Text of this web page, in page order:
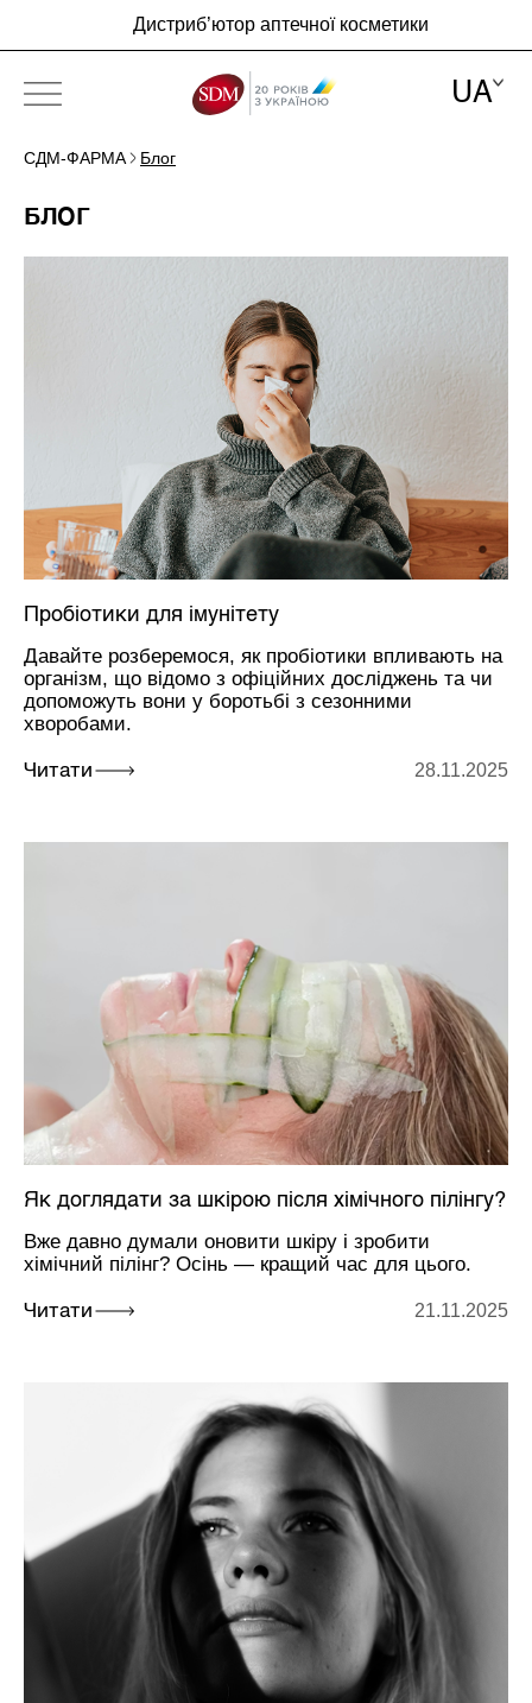
Дистриб’ютор аптечної косметики
UA
БРЕНДИ
СДМ-ФАРМА Блог
БЛОГ
Пробіотики для імунітету
Давайте розберемося, як пробіотики впливають на
організм, що відомо з офіційних досліджень та чи
допоможуть вони у боротьбі з сезонними
хворобами.
Читати 28.11.2025
Як доглядати за шкірою після хімічного пілінгу?
Вже давно думали оновити шкіру і зробити
хімічний пілінг? Осінь — кращий час для цього.
Читати 21.11.2025